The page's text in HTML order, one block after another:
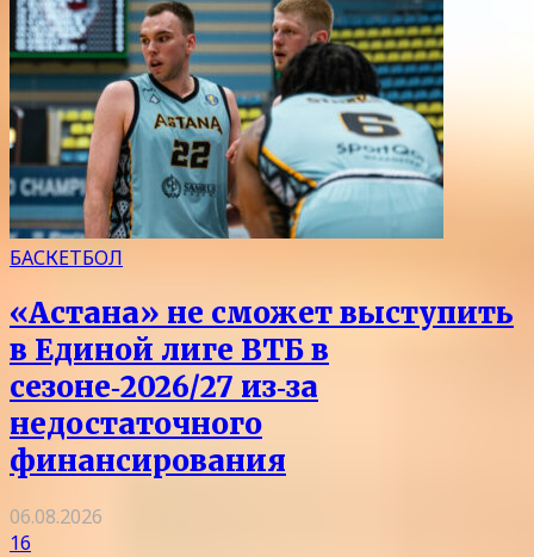
БАСКЕТБОЛ
«Астана» не сможет выступить
в Единой лиге ВТБ в
сезоне‑2026/27 из‑за
недостаточного
финансирования
06.08.2026
16